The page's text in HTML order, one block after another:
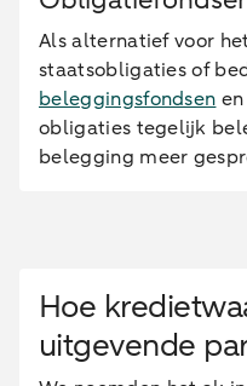
Als alternatief voor
staatsobligaties of
beleggingsfondsen en
obligaties tegelijk
belegging meer
Hoe
uitgevende